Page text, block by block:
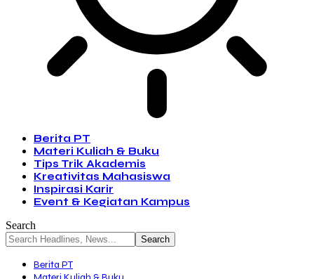
Berita PT
Materi Kuliah & Buku
Tips Trik Akademis
Kreativitas Mahasiswa
Inspirasi Karir
Event & Kegiatan Kampus
Search
Berita PT